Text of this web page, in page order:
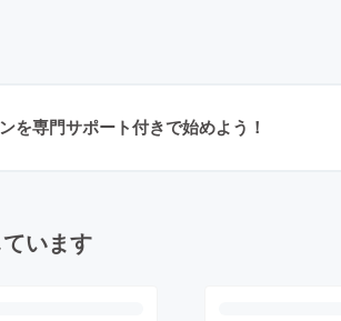
を専門サポート付きで始めよう！
います